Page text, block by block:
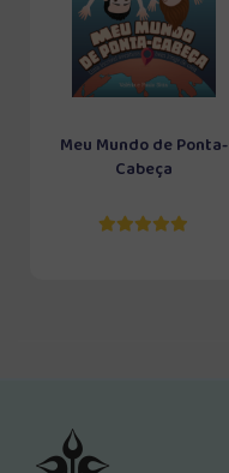
Meu Mundo de Ponta-
Cabeça